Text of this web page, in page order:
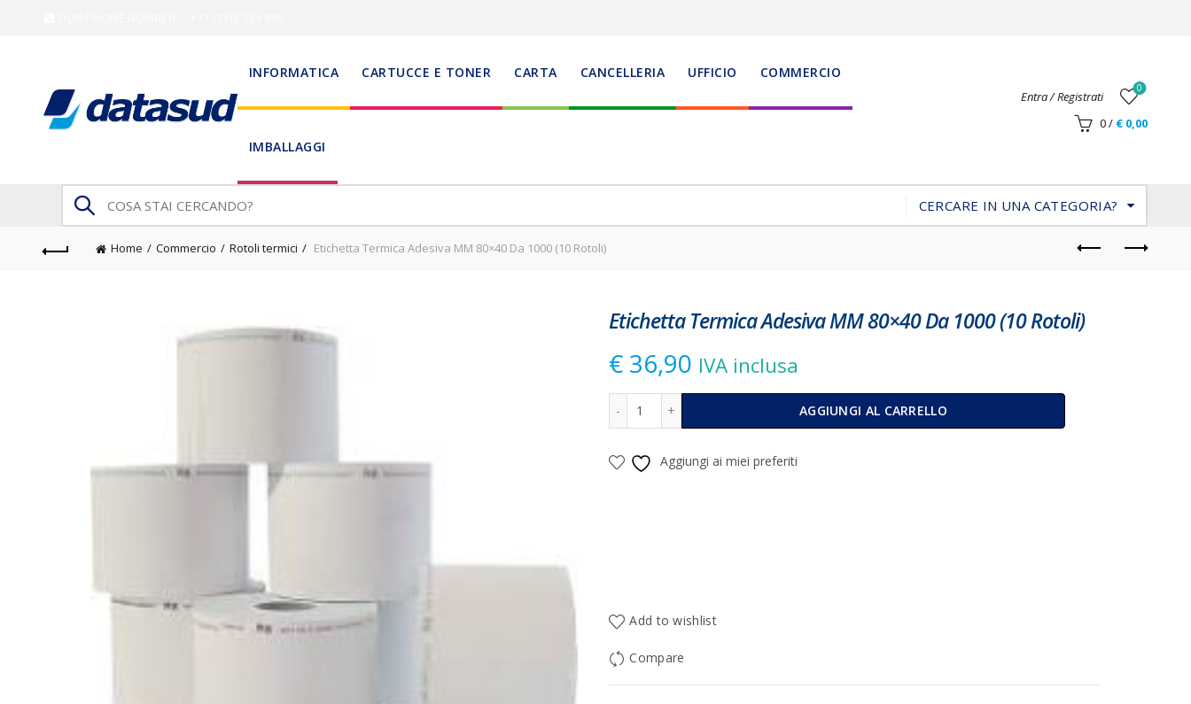
INFORMATICA CARTUCCE E TONER CARTA CANCELLERIA UFFICIO COMMERCIO
IMBALLAGGI
Entra / Registrati
0
0/ €0,00
Search
for:
CERCARE IN UNA CATEGORIA?
Home Commercio Rotoli termici Etichetta Termica Adesiva MM 80×40 Da 1000 (10 Rotoli)
Etichetta Termica Adesiva MM 80×40 Da 1000 (10 Rotoli)
€ 36,90 IVA inclusa
AGGIUNGI AL CARRELLO
Alternative:
Aggiungi ai miei preferiti
Add to wishlist
Compare